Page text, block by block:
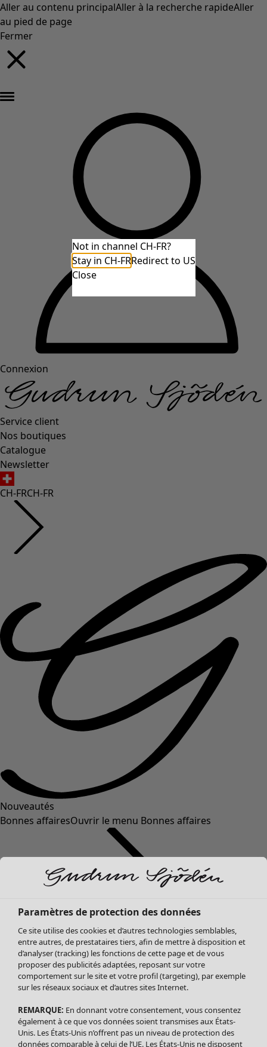
Aller au contenu principalAller à la recherche rapideAller
au pied de page
Fermer
Connexion
Service client
Nos boutiques
Catalogue
Newsletter
CH-FRCH-FR
Nouveautés
Bonnes affairesOuvrir le menu Bonnes affaires
Soldes Vêtements
Tous les vêtements
Robes
Tuniques
Blouses
Not in channel CH-FR?
Stay in CH-FRRedirect to US
Close
Paramètres de protection des données
Ce site utilise des cookies et d’autres technologies semblables,
entre autres, de prestataires tiers, afin de mettre à disposition et
d’analyser (tracking) les fonctions de cette page et de vous
proposer des publicités adaptées, reposant sur votre
comportement sur le site et votre profil (targeting), par exemple
sur les réseaux sociaux et d’autres sites Internet.
REMARQUE: En donnant votre consentement, vous consentez
également à ce que vos données soient transmises aux États-
Unis. Les États-Unis n’offrent pas un niveau de protection des
données comparable à celui de l’UE. Les États-Unis ne disposent